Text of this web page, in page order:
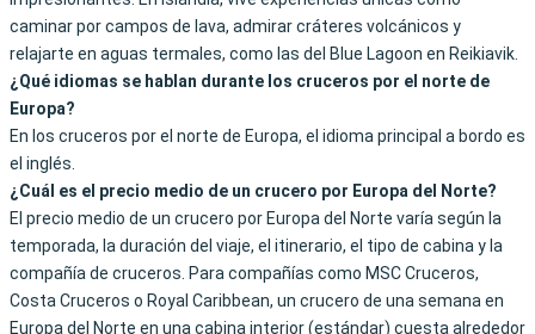
caminar por campos de lava, admirar cráteres volcánicos y
relajarte en aguas termales, como las del Blue Lagoon en Reikiavik.
¿Qué idiomas se hablan durante los cruceros por el norte de
Europa?
En los cruceros por el norte de Europa, el idioma principal a bordo es
el inglés.
¿Cuál es el precio medio de un crucero por Europa del Norte?
El precio medio de un crucero por Europa del Norte varía según la
temporada, la duración del viaje, el itinerario, el tipo de cabina y la
compañía de cruceros. Para compañías como MSC Cruceros,
Costa Cruceros o Royal Caribbean, un crucero de una semana en
Europa del Norte en una cabina interior (estándar) cuesta alrededor